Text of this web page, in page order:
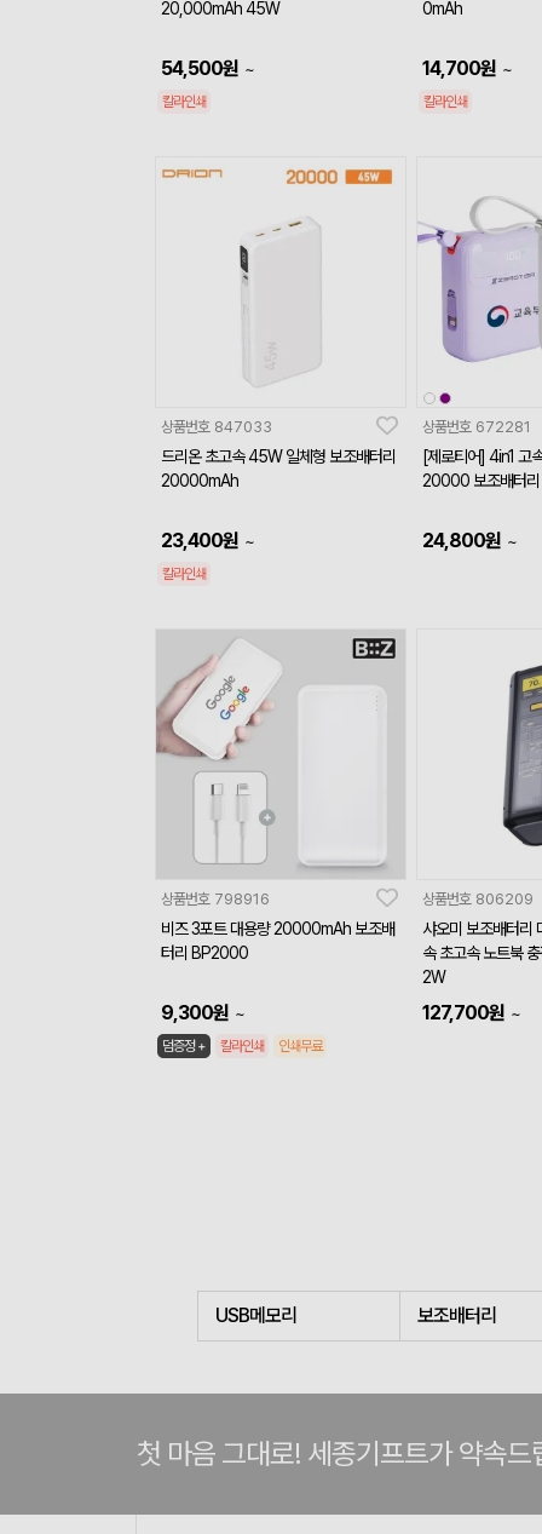
20,000mAh 45W
54,500원 ~
칼라인쇄
0mAh
14,700원 ~
칼라인쇄
상품번호 847033
드리온 초고속 45W 일체형 보조배터리
20000mAh
23,400원 ~
칼라인쇄
상품번호 672281
[제로티어] 4in1 고
20000 보조배터리
24,800원 ~
상품번호 798916
비즈 3포트 대용량 20000mAh 보조배
터리 BP2000
9,300원 ~
덤증정 + 칼라인쇄 인쇄무료
상품번호 806209
샤오미 보조배터리
속 초고속 노트북
2W
127,700원 ~
USB메모리 보조배터리
첫 마음 그대로! 세종기프트가 약속드